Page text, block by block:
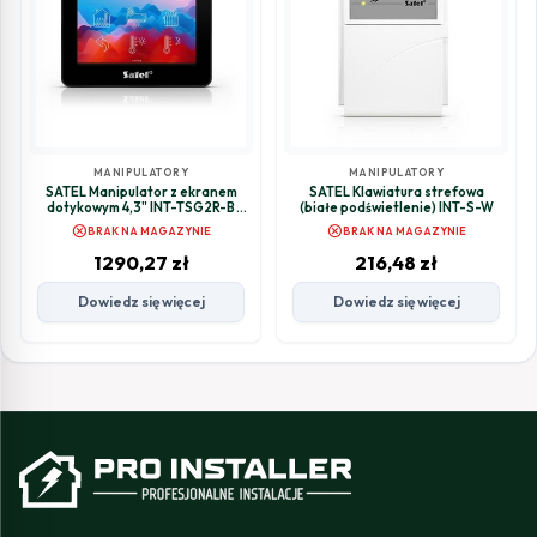
MANIPULATORY
SATEL Manipulator z ekranem
dotykowym 4,3" INT-TSG2R-B
cancelBRAK NA MAGAZYNIE
1290,27 zł
Dowiedz się więcej
MANIPULATORY
SATEL Klawiatura strefowa
(białe podświetlenie) INT-S-W
cancelBRAK NA MAGAZYNIE
216,48 zł
Dowiedz się więcej